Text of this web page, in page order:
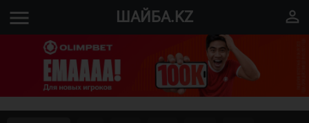
menu ШАЙБА.KZ perm_identity